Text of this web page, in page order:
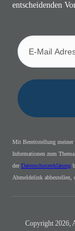
entscheidenden
Mit Bereitstellung meiner
Informationen zum
derDatenschutzerklärung
Abmeldelink abbestellen,
Copyright 2026,